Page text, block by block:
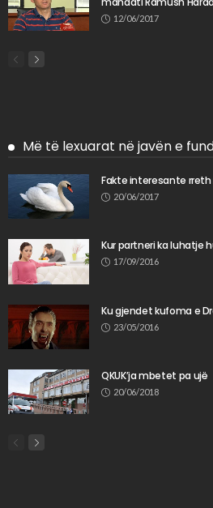
12/06/2017
Më të lexuarat në javën e
Fakte interesante
20/06/2017
Kur partneri ka luhatje
17/09/2016
Ku gjendet kufoma e
23/05/2016
QKUK’ja mbetet pa ujë
20/06/2018